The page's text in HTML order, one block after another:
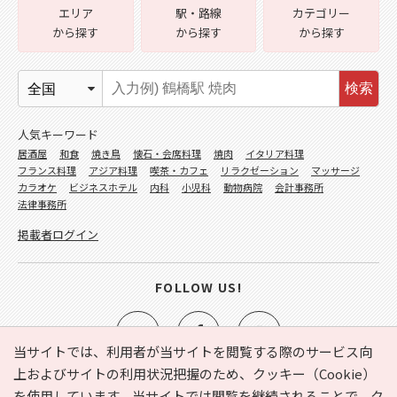
当サイトでは、利用者が当サイトを閲覧する際のサービス向
上およびサイトの利用状況把握のため、クッキー（Cookie）
エリア
から探す
駅・路線
から探す
カテゴリー
から探す
検索
人気キーワード
居酒屋 和食 焼き鳥 懐石・会席料理 焼肉
イタリア料理
フランス料理
アジア料理 喫茶・カフェ リラクゼーション
マッサージ
カラオケ
ビジネスホテル 内科 小児科 動物病院
会計事務所
法律事務所
掲載者ログイン
FOLLOW US!